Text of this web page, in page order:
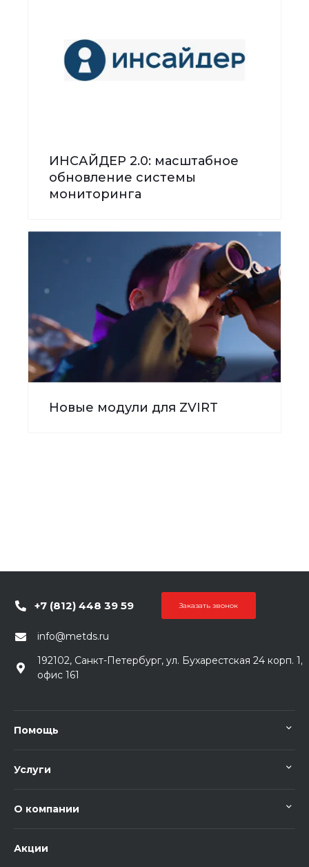
ИНСАЙДЕР 2.0: масштабное
обновление системы
мониторинга
Новые модули для ZVIRT
+7 (812) 448 39 59 Заказать звонок
info@metds.ru
192102, Санкт-Петербург, ул. Бухарестская 24 корп. 1,
офис 161
Помощь
Услуги
О компании
Акции